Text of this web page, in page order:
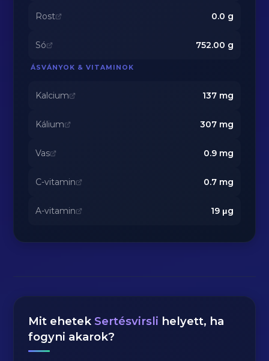
Rost 0.0 g
Só 752.00 g
ÁSVÁNYOK & VITAMINOK
Kalcium 137mg
Kálium 307mg
Vas 0.9mg
C-vitamin 0.7mg
A-vitamin 19μg
Mit ehetek Sertésvirsli helyett, ha
fogyni akarok?